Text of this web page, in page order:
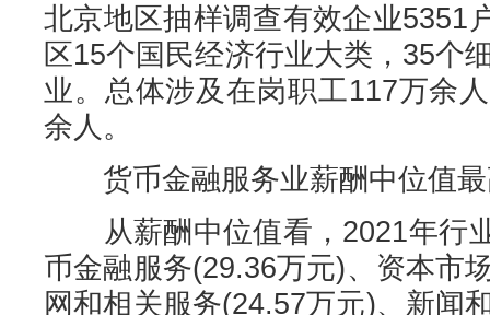
北京地区抽样调查有效企业5351
区15个国民经济行业大类，35个
业。总体涉及在岗职工117万余
余人。
货币金融服务业薪酬中位值
从薪酬中位值看，2021年行
币金融服务(29.36万元)、资本市
网和相关服务(24.57万元)、新闻